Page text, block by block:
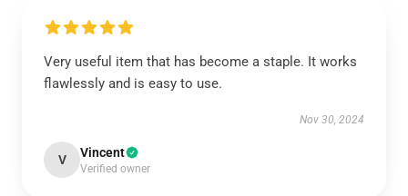
Very useful item that has become a staple. It works
flawlessly and is easy to use.
Nov 30, 2024
V Vincent
Verified owner